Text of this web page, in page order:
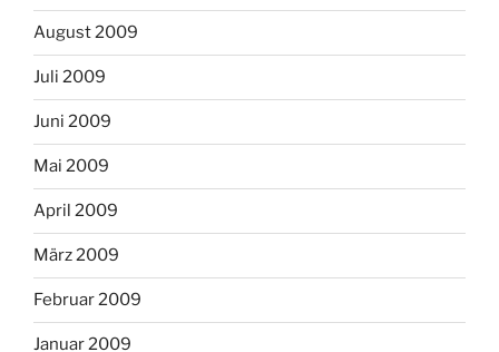
August 2009
Juli 2009
Juni 2009
Mai 2009
April 2009
März 2009
Februar 2009
Januar 2009